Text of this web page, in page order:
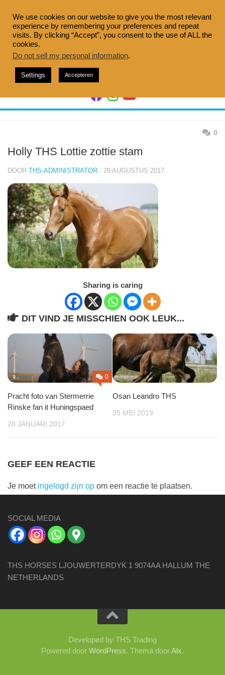
naar
inhoud
0
Holly THS Lottie zottie stam
DOOR THS-ADMINISTRATOR · 29 AUGUSTUS 2017
Sharing is caring
DIT VIND JE MISSCHIEN OOK LEUK...
0
Pracht foto van Stermerrie
Rinske fan it Huningspaed
28 JANUARI 2017
Osan Leandro THS
25 MEI 2019
GEEF EEN REACTIE
Je moet ingelogd zijn op om een reactie te plaatsen.
SOCIAL MEDIA
THS HORSES LJOUWERTERDYK 1 9074AA HALLUM THE
NETHERLANDS
Developed by THS Trading
Powered door WordPress. Thema doorAlx.
We use cookies on our website to give you the most relevant
experience by remembering your preferences and repeat
visits. By clicking “Accept”, you consent to the use of ALL the
cookies.
Do not sell my personal information.
Settings Accepteren